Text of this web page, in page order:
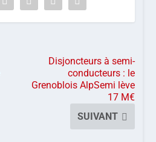
Disjoncteurs à semi-
conducteurs : le
Grenoblois AlpSemi lève
17 M€
SUIVANT